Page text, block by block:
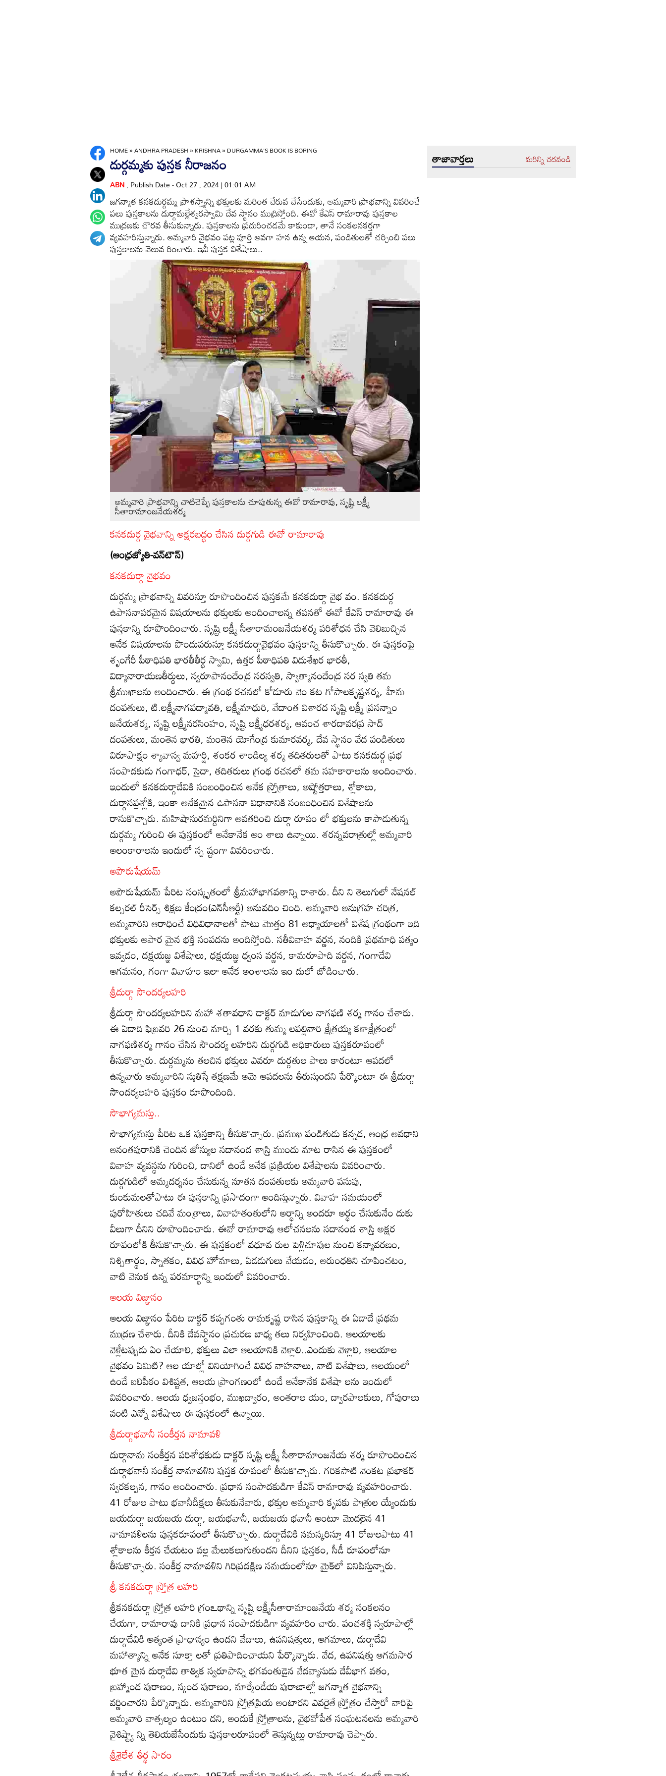
HOME»ANDHRA PRADESH»KRISHNA»DURGAMMA'S BOOK IS BORING
దుర్గమ్మకు పుస్తక నీరాజనం
ABN, Publish Date - Oct 27 , 2024 | 01:01 AM
జగన్మాత కనకదుర్గమ్మ ప్రాశస్త్యాన్ని భక్తులకు మరింత చేరువ చేసేందుకు, అమ్మవారి ప్రాభవాన్ని వివరించే
పలు పుస్తకాలను దుర్గామల్లేశ్వరస్వామి దేవ స్థానం ముద్రిస్తోంది. ఈవో కేఎస్‌ రామారావు పుస్తకాల
ముద్రణకు చొరవ తీసుకున్నారు. పుస్తకాలను ప్రచురించడమే కాకుండా, తానే సంకలనకర్తగా
వ్యవహరిస్తున్నారు. అమ్మవారి వైభవం పట్ల పూర్తి అవగా హన ఉన్న ఆయన, పండితులతో చర్చించి పలు
పుస్తకాలను వెలువ రించారు. ఇవీ పుస్తక విశేషాలు..
అమ్మవారి ప్రాభవాన్ని చాటిచెప్పే పుస్తకాలను చూపుతున్న ఈవో రామారావు, సృష్టి లక్ష్మీ
సీతారామాంజనేయశర్మ
కనకదుర్గ వైభవాన్ని అక్షరబద్ధం చేసిన దుర్గగుడి ఈవో రామారావు
(ఆంధ్రజ్యోతి-వన్‌టౌన్‌)
కనకదుర్గా వైభవం
దుర్గమ్మ ప్రాభవాన్ని వివరిస్తూ రూపొందించిన పుస్తకమే కనకదుర్గా వైభ వం. కనకదుర్గ
ఉపాసనాపరమైన విషయాలను భక్తులకు అందించాలన్న తపనతో ఈవో కేఎస్‌ రామారావు ఈ
పుస్తకాన్ని రూపొందించారు. సృష్టి లక్ష్మీ సీతారామంజనేయశర్మ పరిశోధన చేసి వెలిబుచ్చిన
అనేక విషయాలను పొందుపరుస్తూ కనకదుర్గావైభవం పుస్తకాన్ని తీసుకొచ్చారు. ఈ పుస్తకంపై
శృంగేరీ పీఠాధిపతి భారతీతీర్థ స్వామి, ఉత్తర పీఠాధిపతి విదుశేఖర భారతీ,
విద్యానారాయణతీర్థులు, స్వరూపానందేంద్ర సరస్వతి, స్వాత్మానందేంద్ర సర స్వతి తమ
శ్రీముఖాలను అందించారు. ఈ గ్రంథ రచనలో కోడూరు వెం కట గోపాలకృష్ణశర్మ, హేమ
దంపతులు, టి.లక్ష్మీనాగపద్మావతి, లక్ష్మీమాధురి, వేదాంత విశారద సృష్టి లక్ష్మీ ప్రసన్నాం
జనేయశర్మ, సృష్టి లక్ష్మీనరసింహం, సృష్టి లక్ష్మీధరశర్మ, ఆవంచ శారదావరప్ర సాద్‌
దంపతులు, మంతెన భారతి, మంతెన యోగేంద్ర కుమారవర్మ, దేవ స్థానం వేద పండితులు
విరూపాక్షం శ్యావాస్వ మహర్షి, శంకర శాండిల్య శర్మ తదితరులతో పాటు కనకదుర్గ ప్రభ
సంపాదకుడు గంగాధర్‌, సైదా, తదితరులు గ్రంథ రచనలో తమ సహకారాలను అందించారు.
ఇందులో కనకదుర్గాదేవికి సంబంధించిన అనేక స్ర్తోత్రాలు, అష్టోత్తరాలు, శ్లోకాలు,
దుర్గాసప్తశ్లోకి, ఇంకా అనేకమైన ఉపాసనా విధానానికి సంబంధించిన విశేషాలను
రాసుకొచ్చారు. మహిషాసురమర్దినిగా అవతరించి దుర్గా రూపం లో భక్తులను కాపాడుతున్న
దుర్గమ్మ గురించి ఈ పుస్తకంలో అనేకానేక అం శాలు ఉన్నాయి. శరన్నవరాత్రుల్లో అమ్మవారి
అలంకారాలను ఇందులో స్ప ష్టంగా వివరించారు.
అపౌరుషేయమ్‌
అపౌరుషేయమ్‌ పేరిట సంస్కృతంలో శ్రీమహాభాగవతాన్ని రాశారు. దీని ని తెలుగులో నేషనల్‌
కల్చరల్‌ రీసెర్చ్‌ శిక్షణ కేంద్రం(ఎన్‌సీఆర్టీ) అనువదిం చింది. అమ్మవారి అనుగ్రహ చరిత్ర,
అమ్మవారిని ఆరాధించే విధివిధానాలతో పాటు మొత్తం 81 అధ్యాయాలతో విశేష గ్రంథంగా ఇది
భక్తులకు అపార మైన భక్తి సంపదను అందిస్తోంది. సతీవివాహ వర్ణన, నందికి ప్రథమాధి పత్యం
ఇవ్వడం, దక్షయజ్ఞ విశేషాలు, ధక్షయజ్ఞ ధ్వంస వర్ణన, కామరూపాది వర్ణన, గంగాదేవి
ఆగమనం, గంగా వివాహం ఇలా అనేక అంశాలను ఇం దులో జోడించారు.
శ్రీదుర్గా సౌందర్యలహరి
శ్రీదుర్గా సౌందర్యలహరిని మహా శతావధాని డాక్టర్‌ మాడుగుల నాగఫణి శర్మ గానం చేశారు.
ఈ ఏడాది ఫిబ్రవరి 26 నుంచి మార్చి 1 వరకు తుమ్మ లపల్లివారి క్షేత్రయ్య కళాక్షేత్రంలో
నాగఫణిశర్మ గానం చేసిన సౌందర్య లహరిని దుర్గగుడి అధికారులు పుస్తకరూపంలో
తీసుకొచ్చారు. దుర్గమ్మను తలచిన భక్తులు ఎవరూ దుర్గతుల పాలు కారంటూ ఆపదలో
ఉన్నవారు అమ్మవారిని స్తుతిస్తే తక్షణమే ఆమె ఆపదలను తీరుస్తుందని పేర్కొంటూ ఈ శ్రీదుర్గా
సౌందర్యలహరి పుస్తకం రూపొందింది.
సౌభాగ్యమస్తు..
సౌభాగ్యమస్తు పేరిట ఒక పుస్తకాన్ని తీసుకొచ్చారు. ప్రముఖ పండితుడు కన్నడ, ఆంధ్ర అవధాని
అనంతపురానికి చెందిన జోస్యుల సదానంద శాస్ర్తి ముందు మాట రాసిన ఈ పుస్తకంలో
వివాహ వ్యవస్ధను గురించి, దానిలో ఉండే అనేక ప్రక్రియల విశేషాలను వివరించారు.
దుర్గగుడిలో అమ్మదర్శనం చేసుకున్న నూతన దంపతులకు అమ్మవారి పసుపు,
కుంకుమలతోపాటు ఈ పుస్తకాన్ని ప్రసాదంగా అందిస్తున్నారు. వివాహ సమయంలో
పురోహితులు చదివే మంత్రాలు, వివాహతంతులోని అర్థాన్ని అందరూ అర్థం చేసుకునేం దుకు
వీలుగా దీనిని రూపొందించారు. ఈవో రామారావు ఆలోచనలను సదానంద శాస్ర్తి అక్షర
రూపంలోకి తీసుకొచ్చారు. ఈ పుస్తకంలో వధూవ రుల పెళ్లిచూపుల నుంచి కన్యావరణం,
నిశ్చితార్థం, స్నాతకం, వివిధ హోమాలు, ఏడడుగులు వేయడం, అరుంధతిని చూపించటం,
వాటి వెనుక ఉన్న పరమార్థాన్ని ఇందులో వివరించారు.
ఆలయ విజ్ఞానం
ఆలయ విజ్ఞానం పేరిట డాక్టర్‌ కప్పగంతు రామకృష్ణ రాసిన పుస్తకాన్ని ఈ ఏడాదే ప్రథమ
ముద్రణ చేశారు. దీనికి దేవస్ధానం ప్రచురణ బాధ్య తలు నిర్వహించింది. ఆలయాలకు
వెళ్లేటప్పుడు ఏం చేయాలి, భక్తులు ఎలా ఆలయానికి వెళ్లాలి..ఎందుకు వెళ్లాలి, ఆలయాల
వైభవం ఏమిటి? ఆల యాల్లో వినియోగించే వివిధ వాహనాలు, వాటి విశేషాలు, ఆలయంలో
ఉండే బలిపీఠం విశిష్టత, ఆలయ ప్రాంగణంలో ఉండే అనేకానేక విశేషా లను ఇందులో
వివరించారు. ఆలయ ధ్వజస్తంభం, ముఖద్వారం, అంతరాల యం, ద్వారపాలకులు, గోపురాలు
వంటి ఎన్నో విశేషాలు ఈ పుస్తకంలో ఉన్నాయి.
శ్రీదుర్గాభవానీ సంకీర్తన నామావళి
దుర్గానామ సంకీర్తన పరిశోధకుడు డాక్టర్‌ సృష్టి లక్ష్మీ సీతారామాంజనేయ శర్మ రూపొందించిన
దుర్గాభవానీ సంకీర్త నామావళిని పుస్తక రూపంలో తీసుకొచ్చారు. గరికపాటి వెంకట ప్రభాకర్‌
స్వరకల్పన, గానం అందించారు. ప్రధాన సంపాదకుడిగా కేఎస్‌ రామారావు వ్యవహరించారు.
41 రోజుల పాటు భవానీదీక్షలు తీసుకునేవారు, భక్తుల అమ్మవారి కృపకు పాత్రుల య్యేందుకు
జయదుర్గా జయజయ దుర్గా, జయభవానీ, జయజయ భవానీ అంటూ మొదలైన 41
నామావళిలను పుస్తకరూపంలో తీసుకొచ్చారు. దుర్గాదేవికి నమస్కరిస్తూ 41 రోజులపాటు 41
శ్లోకాలను కీర్తన చేయటం వల్ల మేలుకలుగుతుందని దీనిని పుస్తకం, సీడీ రూపంలోనూ
తీసుకొచ్చారు. సంకీర్త నామావళిని గిరిప్రదక్షిణ సమయంలోనూ మైక్‌లో వినిపిస్తున్నారు.
శ్రీ కనకదుర్గా స్ర్తోత్ర లహరి
శ్రీకనకదుర్గా స్ర్తోత్ర లహరి గ్రంఽథాన్ని సృష్టి లక్ష్మీసీతారామాంజనేయ శర్మ సంకలనం
చేయగా, రామారావు దానికి ప్రధాన సంపాదకుడిగా వ్యవహరిం చారు. పంచశక్తి స్వరూపాల్లో
దుర్గాదేవికి అత్యంత ప్రాధాన్యం ఉందని వేదాలు, ఉపనిషత్తులు, ఆగమాలు, దుర్గాదేవి
మహాత్యాన్ని అనేక సూక్తా లతో ప్రతిపాదించాయని పేర్కొన్నారు. వేద, ఉపనిషత్తు ఆగమసార
భూత మైన దుర్గాదేవి తాత్విక స్వరూపాన్ని భగవంతుడైన వేదవ్యాసుడు దేవీభాగ వతం,
బ్రహ్మాండ పురాణం, స్కంద పురాణం, మార్కేండేయ పురాణాల్లో జగన్మాత వైభవాన్ని
వర్ణించారని పేర్కొన్నారు. అమ్మవారిని స్ర్తోత్రప్రియ అంటారని ఎవరైతే స్ర్తోత్రం చేస్తారో వారిపై
అమ్మవారి వాత్సల్యం ఉంటుం దని, అందుకే స్ర్తోత్రాలను, వైభవోపేత సంఘటనలను అమ్మవారి
వైశిష్ట్యా న్ని తెలియజేసేందుకు పుస్తకాలరూపంలో తెస్తున్నట్లు రామారావు చెప్పారు.
శ్రీశైలేశ తీర్థ సారం
తాజావార్తలు మరిన్ని చదవండి